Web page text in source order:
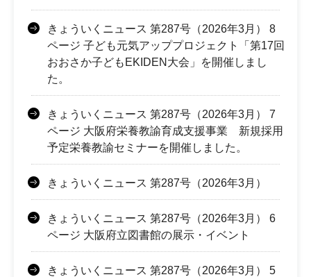
きょういくニュース 第287号（2026年3月） 8
ページ 子ども元気アッププロジェクト「第17回
おおさか子どもEKIDEN大会」を開催しまし
た。
きょういくニュース 第287号（2026年3月） 7
ページ 大阪府栄養教諭育成支援事業 新規採用
予定栄養教諭セミナーを開催しました。
きょういくニュース 第287号（2026年3月）
きょういくニュース 第287号（2026年3月） 6
ページ 大阪府立図書館の展示・イベント
きょういくニュース 第287号（2026年3月） 5